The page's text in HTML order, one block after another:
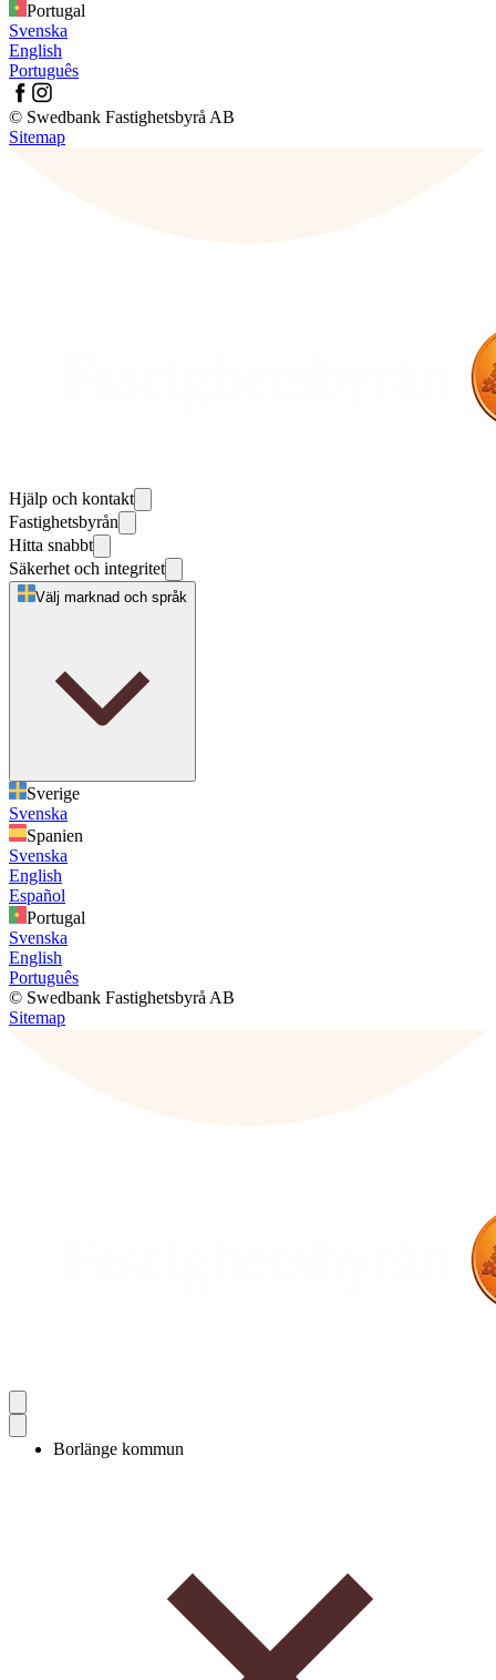
Portugal
Svenska
English
Português
© Swedbank Fastighetsbyrå AB
Sitemap
Hjälp och kontakt
Fastighetsbyrån
Hitta snabbt
Säkerhet och integritet
Välj marknad och språk
Sverige
Svenska
Spanien
Svenska
English
Español
Portugal
Svenska
English
Português
© Swedbank Fastighetsbyrå AB
Sitemap
Borlänge kommun